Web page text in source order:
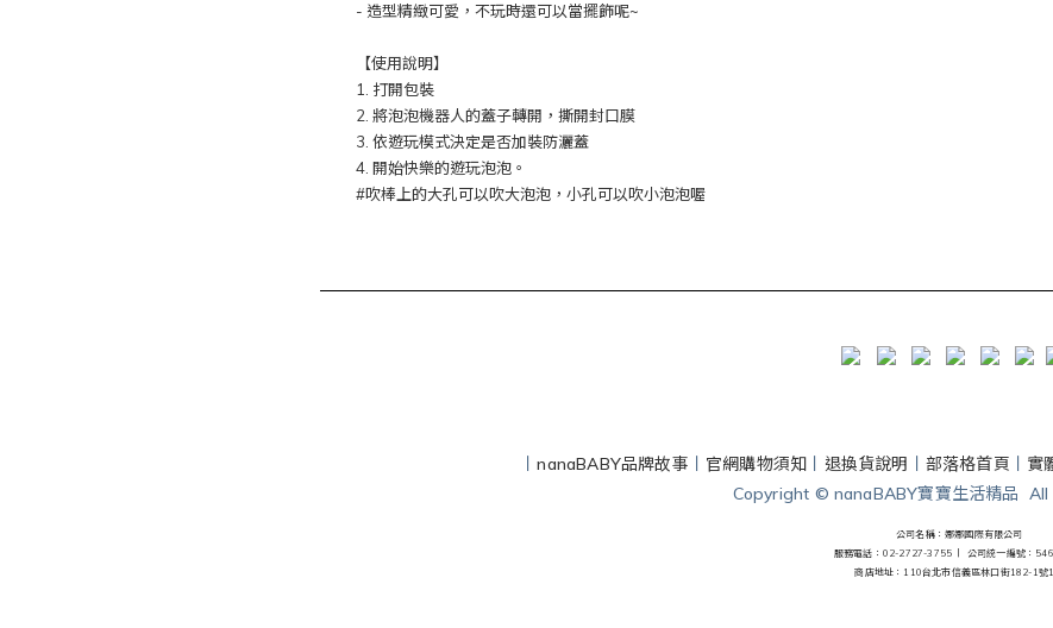
- 造型精緻可愛，不玩時還可以當擺飾呢~
【使用說明】
1. 打開包裝
2. 將泡泡機器人的蓋子轉開，撕開封口膜
3. 依遊玩模式決定是否加裝防灑蓋
4. 開始快樂的遊玩泡泡。
#吹棒上的大孔可以吹大泡泡，小孔可以吹小泡泡喔
丨nanaBABY品牌故事 官網購物須知 退換貨說明 部落格首頁 實
Copyright © nanaBABY寶寶生活精品 All
公司名稱：娜娜國際有限公司
服務電話：02-2727-3755 丨 公司統一編號：
商店地址：110台北市信義區林口街182-1號